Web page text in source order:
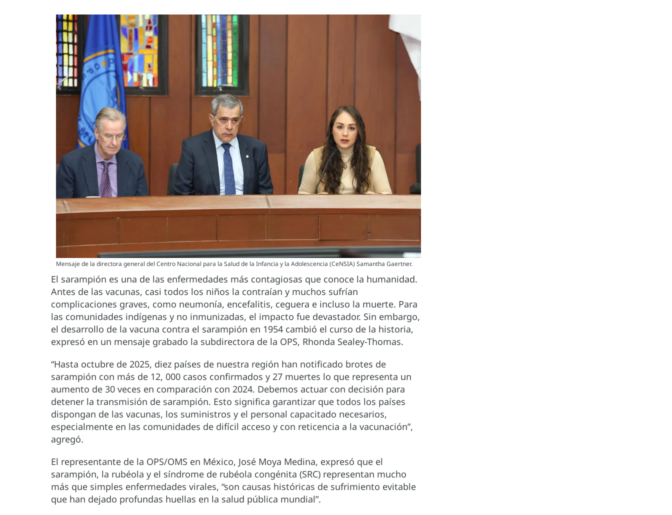
Mensaje de la directora general del Centro Nacional para la Salud de la Infancia y la Adolescencia (CeNSIA) Samantha Gaertner.
El sarampión es una de las enfermedades más contagiosas que conoce la humanidad.
Antes de las vacunas, casi todos los niños la contraían y muchos sufrían
complicaciones graves, como neumonía, encefalitis, ceguera e incluso la muerte. Para
las comunidades indígenas y no inmunizadas, el impacto fue devastador. Sin embargo,
el desarrollo de la vacuna contra el sarampión en 1954 cambió el curso de la historia,
expresó en un mensaje grabado la subdirectora de la OPS, Rhonda Sealey-Thomas.
“Hasta octubre de 2025, diez países de nuestra región han notificado brotes de
sarampión con más de 12, 000 casos confirmados y 27 muertes lo que representa un
aumento de 30 veces en comparación con 2024. Debemos actuar con decisión para
detener la transmisión de sarampión. Esto significa garantizar que todos los países
dispongan de las vacunas, los suministros y el personal capacitado necesarios,
especialmente en las comunidades de difícil acceso y con reticencia a la vacunación”,
agregó.
El representante de la OPS/OMS en México, José Moya Medina, expresó que el
sarampión, la rubéola y el síndrome de rubéola congénita (SRC) representan mucho
más que simples enfermedades virales, “son causas históricas de sufrimiento evitable
que han dejado profundas huellas en la salud pública mundial”.